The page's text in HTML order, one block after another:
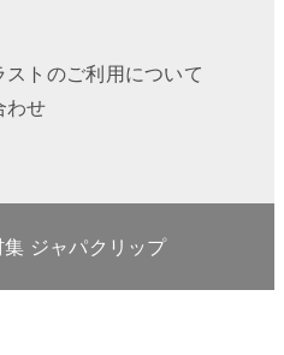
ストのご利用について
わせ
ジャパクリップ